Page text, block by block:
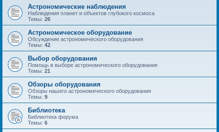
Астрономические наблюдения
Наблюдения планет и объектов глубокого космоса
Темы: 26
Астрономическое оборудование
Обсуждение астрономического оборудования
Темы: 42
Выбор оборудования
Помощь в выборе астрономического оборудования
Темы: 21
Обзоры оборудования
Обзоры нашего астрономического оборудования
Темы: 9
Библиотека
Библиотека форума
Темы: 6